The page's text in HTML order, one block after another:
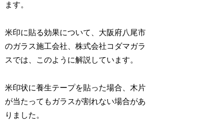
ます。
米印に貼る効果について、大阪府八尾市
のガラス施工会社、株式会社コダマガラ
スでは、このように解説しています。
米印状に養生テープを貼った場合、木片
が当たってもガラスが割れない場合があ
りました。